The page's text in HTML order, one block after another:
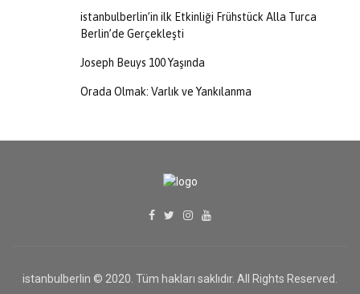
istanbulberlin’in ilk Etkinliği Frühstück Alla Turca
Berlin’de Gerçekleşti
Joseph Beuys 100 Yaşında
Orada Olmak: Varlık ve Yankılanma
istanbulberlin © 2020. Tüm hakları saklıdır. All Rights Reserved.